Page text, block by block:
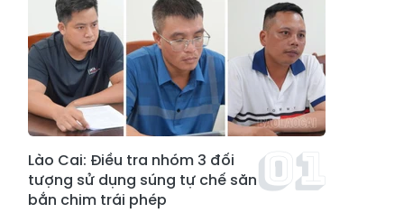
Lào Cai: Điều tra nhóm 3 đối
tượng sử dụng súng tự chế săn
bắn chim trái phép